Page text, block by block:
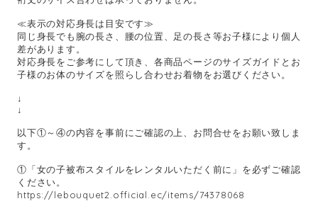
≪表示の対応身長は目安です≫
同じ身長でも腕の長さ、腰の位置、足の長さ等お子様により個人
差があります。
対応身長をご参考にして頂き、各商品ページのサイズガイドとお
子様のお体のサイズを照らし合わせお着物をお選びください。
↓
↓
以下①～④の内容を事前にご確認の上、お問合せをお願い致しま
す。
①「女の子被布スタイルをレンタルいただく前に」を必ずご確認
ください。
https://lebouquet2.official.ec/items/74378068